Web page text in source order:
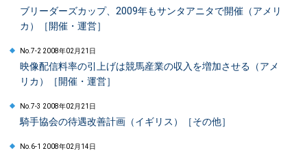
ブリーダーズカップ、2009年もサンタアニタで開催（アメリ
カ）［開催・運営］
No.7-2 2008年02月21日
映像配信料率の引上げは競馬産業の収入を増加させる（アメ
リカ）［開催・運営］
No.7-3 2008年02月21日
騎手協会の待遇改善計画（イギリス）［その他］
No.6-1 2008年02月14日